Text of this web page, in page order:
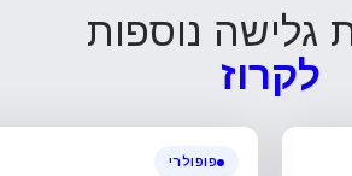
גלישה נוספות
לקרוז
פופולרי